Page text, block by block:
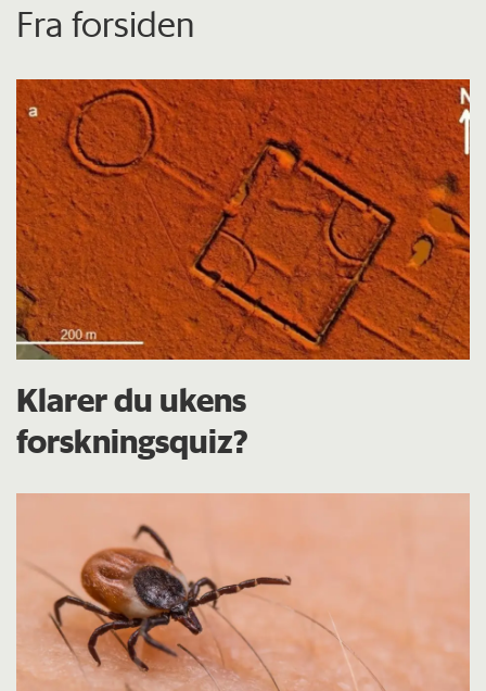
Fra forsiden
Klarer du ukens
forskningsquiz?